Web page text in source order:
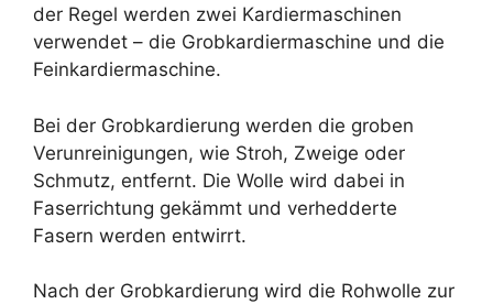
der Regel werden zwei Kardiermaschinen
verwendet – die Grobkardiermaschine und die
Feinkardiermaschine.
Bei der Grobkardierung werden die groben
Verunreinigungen, wie Stroh, Zweige oder
Schmutz, entfernt. Die Wolle wird dabei in
Faserrichtung gekämmt und verhedderte
Fasern werden entwirrt.
Nach der Grobkardierung wird die Rohwolle zur